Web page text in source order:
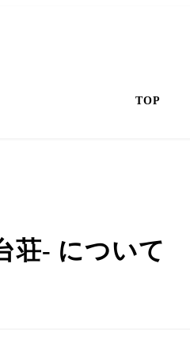
TOP
荘- について